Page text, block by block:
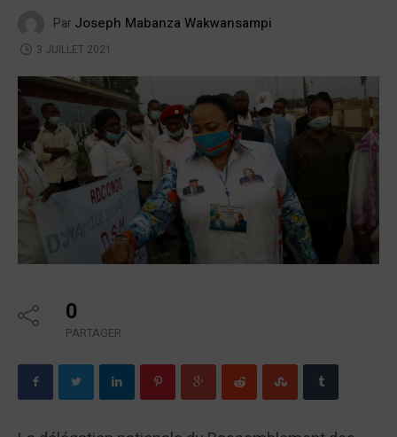
Par Joseph Mabanza Wakwansampi
3 JUILLET 2021
0
PARTAGER